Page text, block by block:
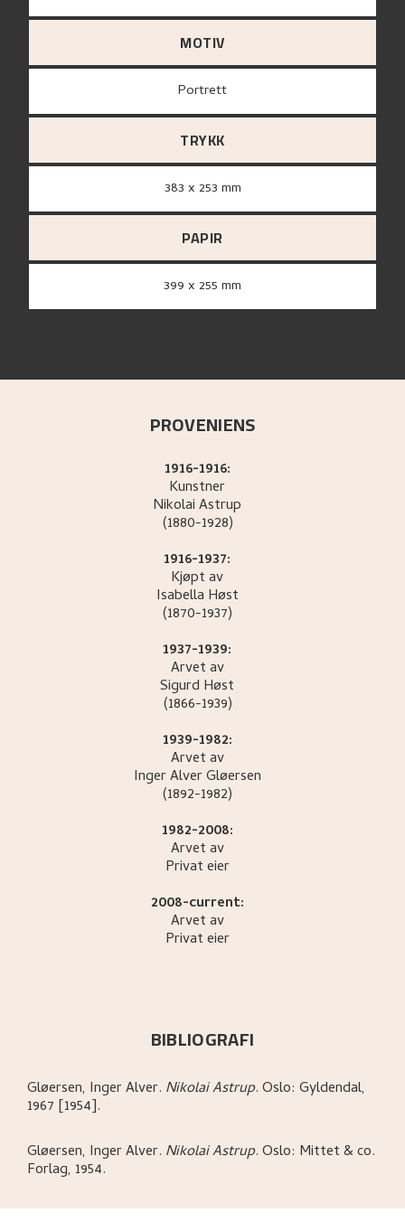
MOTIV
Portrett
TRYKK
383 x 253 mm
PAPIR
399 x 255 mm
PROVENIENS
1916-1916:
Kunstner
NikolaiAstrup
(1880-1928)
1916-1937:
Kjøpt av
Isabella Høst
(1870-1937)
1937-1939:
Arvet av
Sigurd Høst
(1866-1939)
1939-1982:
Arvet av
Inger AlverGløersen
(1892-1982)
1982-2008:
Arvet av
Privat eier
2008-current:
Arvet av
Privat eier
BIBLIOGRAFI
Gløersen, Inger Alver. Nikolai Astrup.Oslo: Gyldendal,
1967 [1954].
Gløersen, Inger Alver. Nikolai Astrup.Oslo: Mittet & co.
Forlag, 1954.